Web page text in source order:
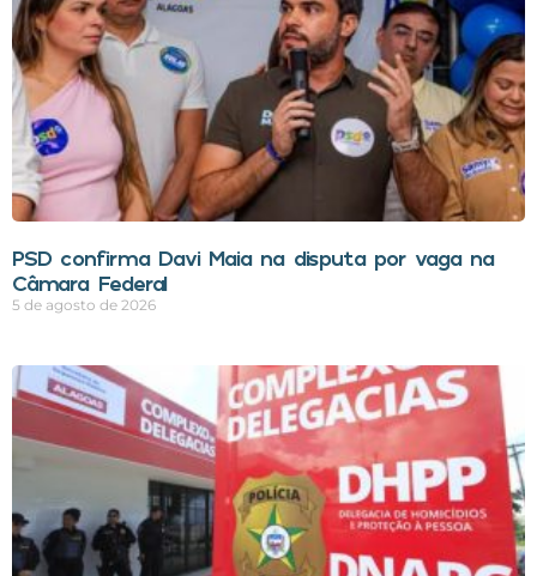
PSD confirma Davi Maia na disputa por vaga na
Câmara Federal
5 de agosto de 2026